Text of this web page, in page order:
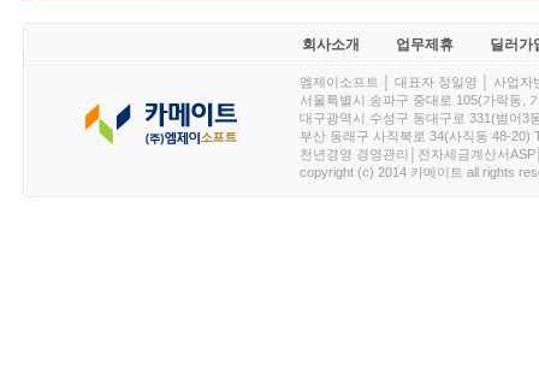
회사소개 업무제휴 딜러가
엠제이소프트 │ 대표자 정일영 │ 사업
서울특별시 송파구 중대로 105(가락동,
대구광역시 수성구 동대구로 331(범어3
부산 동래구 사직북로 34(사직동 48-20)
천년경영 경영관리│전자세금계산서
copyright (c) 2014 카메이트 all rights